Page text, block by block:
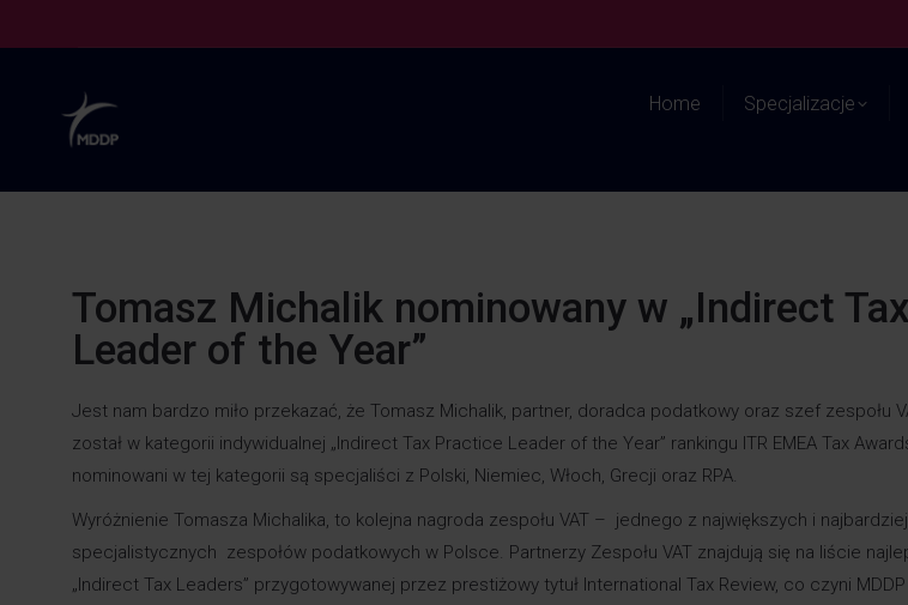
Home Specjalizacje
Tomasz Michalik nominowany w „Indirect
Leader of the Year”
Jest nam bardzo miło przekazać, że Tomasz Michalik, partner, doradca podatkowy oraz szef zespołu
został w kategorii indywidualnej „Indirect Tax Practice Leader of the Year” rankingu ITR EMEA Tax
nominowani w tej kategorii są specjaliści z Polski, Niemiec, Włoch, Grecji oraz RPA.
Wyróżnienie Tomasza Michalika, to kolejna nagroda zespołu VAT – jednego z największych i
specjalistycznych zespołów podatkowych w Polsce. Partnerzy Zespołu VAT znajdują się na liście
„Indirect Tax Leaders” przygotowywanej przez prestiżowy tytuł International Tax Review, co czyni